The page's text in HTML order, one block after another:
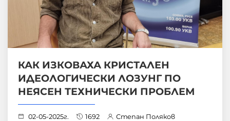
КАК ИЗКОВАХА КРИСТАЛЕН
ИДЕОЛОГИЧЕСКИ ЛОЗУНГ ПО
НЕЯСЕН ТЕХНИЧЕСКИ ПРОБЛЕМ
02-05-2025г. 1692 Степан Поляков